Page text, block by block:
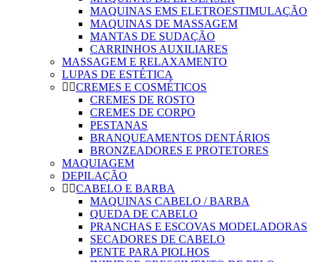
MAQUINAS EMS ELETROESTIMULAÇÃO
MAQUINAS DE MASSAGEM
MANTAS DE SUDAÇÃO
CARRINHOS AUXILIARES
MASSAGEM E RELAXAMENTO
LUPAS DE ESTÉTICA
CREMES E COSMÉTICOS
CREMES DE ROSTO
CREMES DE CORPO
PESTANAS
BRANQUEAMENTOS DENTÁRIOS
BRONZEADORES E PROTETORES
MAQUIAGEM
DEPILAÇÃO
CABELO E BARBA
MAQUINAS CABELO / BARBA
QUEDA DE CABELO
PRANCHAS E ESCOVAS MODELADORAS
SECADORES DE CABELO
PENTE PARA PIOLHOS